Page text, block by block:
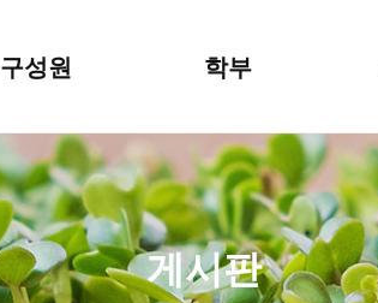
구성원 학부
게시판